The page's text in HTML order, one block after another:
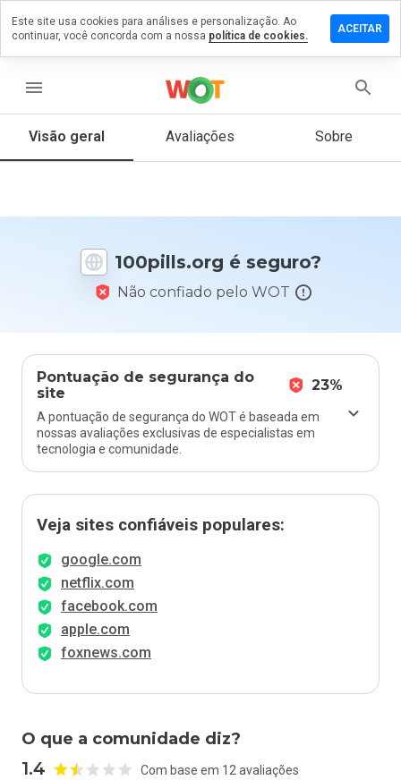
menu
Visão geral Avaliações Sobre
100pills.org é seguro?
Não confiado pelo WOT
Pontuação de segurança do
site
23%
A pontuação de segurança do WOT é baseada em
nossas avaliações exclusivas de especialistas em
tecnologia e comunidade.
Veja sites confiáveis populares:
google.com
netflix.com
facebook.com
apple.com
foxnews.com
O que a comunidade diz?
1.4 Com base em 12 avaliações
um
que
Este site usa cookies para análises e personalização. Ao
continuar, você concorda com a nossa política de cookies.
ACEITAR